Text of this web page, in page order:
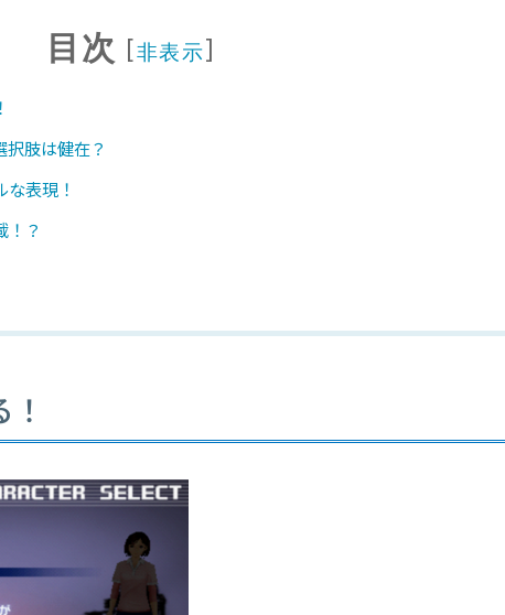
目次 [非表示]
肢は健在？
表現！
！？